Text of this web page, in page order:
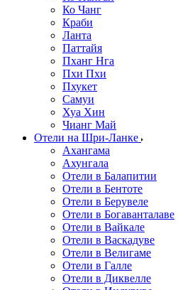
Ко Чанг
Краби
Ланта
Паттайя
Пханг Нга
Пхи Пхи
Пхукет
Самуи
Хуа Хин
Чианг Май
Отели на Шри-Ланке
Ахангама
Ахунгала
Отели в Балапитии
Отели в Бентоте
Отели в Берувеле
Отели в Богаванталаве
Отели в Вайкале
Отели в Васкадуве
Отели в Велигаме
Отели в Галле
Отели в Диквелле